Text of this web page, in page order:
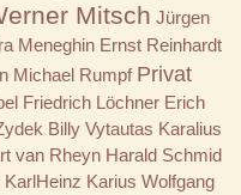
Mitsch Jürgen
Meneghin Ernst Reinhardt
Michael Rumpf Privat
Friedrich Löchner Erich
Billy Vytautas Karalius
van Rheyn Harald Schmid
KarlHeinz Karius Wolfgang